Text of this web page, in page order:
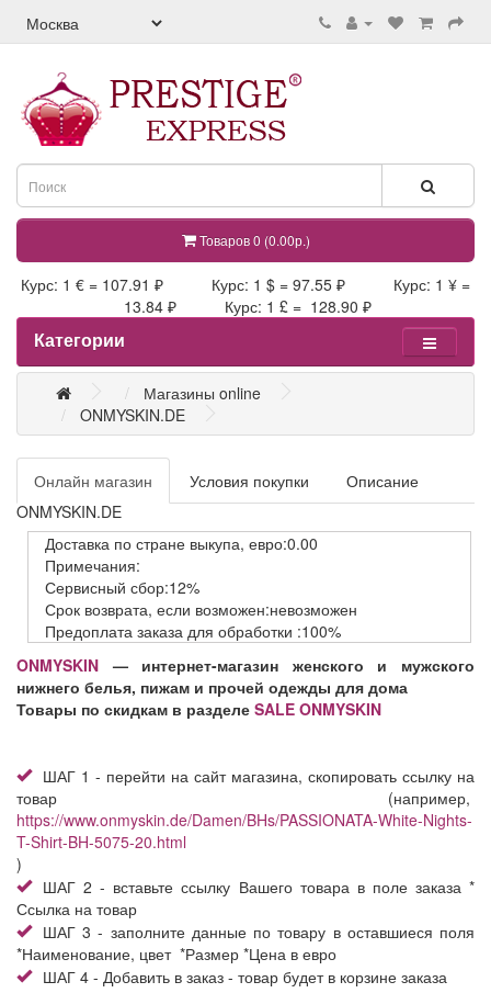
Товаров 0 (0.00р.)
Курс: 1 € = 107.91 ₽ Курс: 1 $ = 97.55 ₽ Курс: 1 ¥ =
13.84 ₽ Курс: 1 £ = 128.90 ₽
Категории
Магазины online
ONMYSKIN.DE
Онлайн магазин Условия покупки
Описание
ONMYSKIN.DE
Доставка по стране выкупа, евро:0.00
Примечания:
Сервисный сбор:12%
Срок возврата, если возможен:невозможен
Предоплата заказа для обработки :100%
ONMYSKIN —интернет-магазин женского и мужского
нижнего белья, пижам и прочей одежды для дома
Товары по скидкам в разделе SALE ONMYSKIN
ШАГ 1 - перейти на сайт магазина, скопировать ссылку на
товар (например,
https://www.onmyskin.de/Damen/BHs/PASSIONATA-White-Nights-
T-Shirt-BH-5075-20.html
)
ШАГ 2 - вставьте ссылку Вашего товара в поле заказа *
Ссылка на товар
ШАГ 3 - заполните данные по товару в оставшиеся поля
*Наименование, цвет *Размер *Цена в евро
ШАГ 4 - Добавить в заказ - товар будет в корзине заказа